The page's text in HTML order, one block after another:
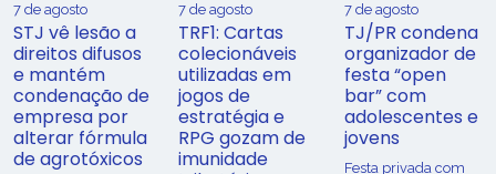
7 de agosto
STJ vê lesão a
direitos difusos
e mantém
condenação de
empresa por
alterar fórmula
de agrotóxicos
7 de agosto
TRF1: Cartas
colecionáveis
utilizadas em
jogos de
estratégia e
RPG gozam de
imunidade
7 de agosto
TJ/PR condena
organizador de
festa “open
bar” com
adolescentes e
jovens
Festa privada com